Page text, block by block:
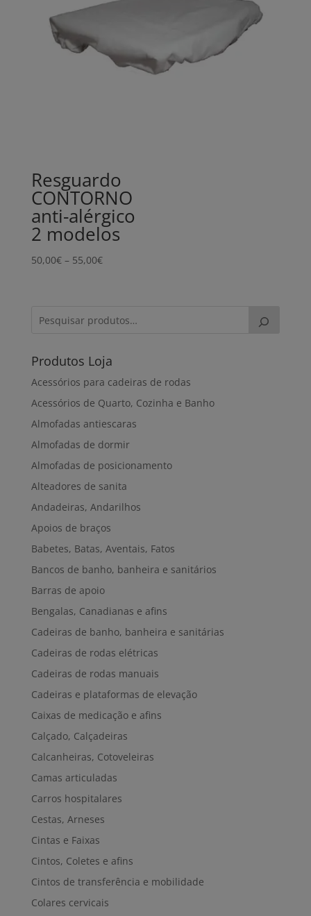
Resguardo
CONTORNO
anti-alérgico
2 modelos
50,00€ – 55,00€Price
55,00€
Produtos Loja
Acessórios para cadeiras de rodas
Acessórios de Quarto, Cozinha e Banho
Almofadas antiescaras
Almofadas de dormir
Almofadas de posicionamento
Alteadores de sanita
Andadeiras, Andarilhos
Apoios de braços
Babetes, Batas, Aventais, Fatos
Bancos de banho, banheira e sanitários
Barras de apoio
Bengalas, Canadianas e afins
Cadeiras de banho, banheira e sanitárias
Cadeiras de rodas elétricas
Cadeiras de rodas manuais
Cadeiras e plataformas de elevação
Caixas de medicação e afins
Calçado, Calçadeiras
Calcanheiras, Cotoveleiras
Camas articuladas
Carros hospitalares
Cestas, Arneses
Cintas e Faixas
Cintos, Coletes e afins
Cintos de transferência e mobilidade
Colares cervicais